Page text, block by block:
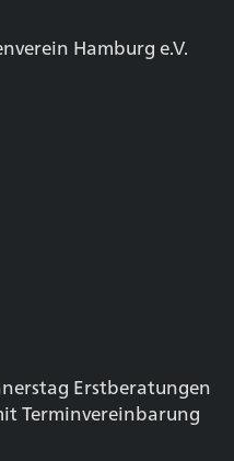
Hamburg e.V.
Erstberatungen
Terminvereinbarung